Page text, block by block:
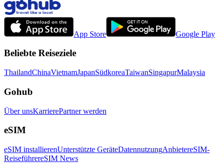
App Store Google Play
Beliebte Reiseziele
ThailandChinaVietnamJapanSüdkoreaTaiwanSingapurMalaysia
Gohub
Über unsKarrierePartner werden
eSIM
eSIM installierenUnterstützte GeräteDatennutzungAnbietereSIM-
ReiseführereSIM News